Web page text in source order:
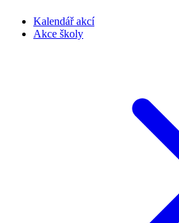
Kalendář akcí
Akce školy